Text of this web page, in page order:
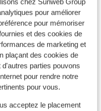
chez Sunweb Group
pour améliorer
pour mémoriser
et des cookies de
de marketing et
plaçant des cookies de
parties pouvons
pour rendre notre
pour vous.
acceptez le placement
la carte